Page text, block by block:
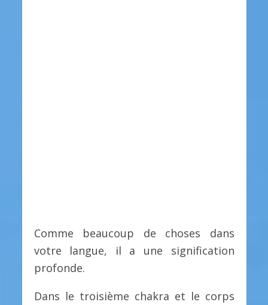
Comme beaucoup de choses dans
votre langue, il a une signification
profonde.
Dans le troisième chakra et le corps